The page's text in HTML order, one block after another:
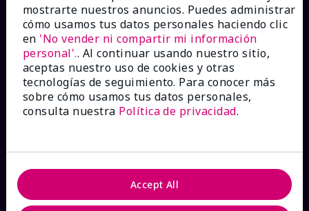
¿CÓMO PODEMOS AYUDAR?
Recibe e-mails
Contáctanos
mostrarte nuestros anuncios. Puedes administrar
cómo usamos tus datos personales haciendo clic
en 'No vender ni compartir mi información
personal'.. Al continuar usando nuestro sitio,
aceptas nuestro uso de cookies y otras
tecnologías de seguimiento. Para conocer más
sobre cómo usamos tus datos personales,
consulta nuestra Política de privacidad.
Accept All